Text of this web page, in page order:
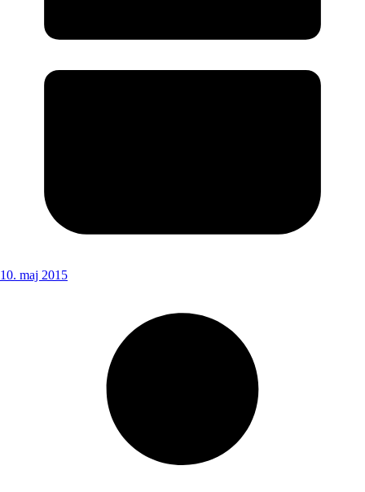
10. maj 2015